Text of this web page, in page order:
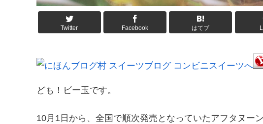
Twitter Facebook はてブ
ども！ビー玉です。
10月1日から、全国で順次発売となっていたアフタヌー